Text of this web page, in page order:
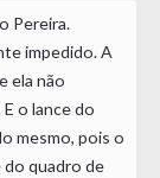
Pereira.
impedido. A
ela não
o lance do
mesmo, pois o
do quadro de